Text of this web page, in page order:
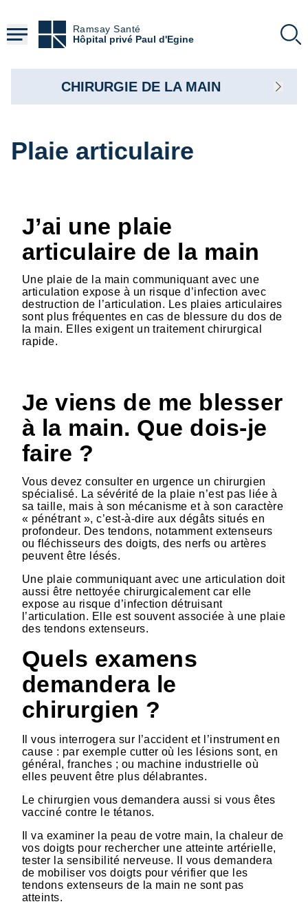
contenu
principal
Ramsay Santé
Hôpital privé Paul d'Egine
Plaie articulaire
J’ai une plaie
articulaire de la main
Une plaie de la main communiquant avec une
articulation expose à un risque d’infection avec
destruction de l’articulation. Les plaies articulaires
sont plus fréquentes en cas de blessure du dos de
la main. Elles exigent un traitement chirurgical
rapide.
HTML
Je viens de me blesser
à la main. Que dois-je
faire ?
Vous devez consulter en urgence un chirurgien
spécialisé. La sévérité de la plaie n’est pas liée à
sa taille, mais à son mécanisme et à son caractère
« pénétrant », c’est-à-dire aux dégâts situés en
profondeur. Des tendons, notamment extenseurs
ou fléchisseurs des doigts, des nerfs ou artères
peuvent être lésés.
Une plaie communiquant avec une articulation doit
aussi être nettoyée chirurgicalement car elle
expose au risque d’infection détruisant
l’articulation. Elle est souvent associée à une plaie
des tendons extenseurs.
Quels examens
demandera le
chirurgien ?
Il vous interrogera sur l’accident et l’instrument en
cause : par exemple cutter où les lésions sont, en
général, franches ; ou machine industrielle où
elles peuvent être plus délabrantes.
Le chirurgien vous demandera aussi si vous êtes
vacciné contre le tétanos.
Il va examiner la peau de votre main, la chaleur de
vos doigts pour rechercher une atteinte artérielle,
tester la sensibilité nerveuse. Il vous demandera
de mobiliser vos doigts pour vérifier que les
tendons extenseurs de la main ne sont pas
atteints.
CHIRURGIE DE LA MAIN